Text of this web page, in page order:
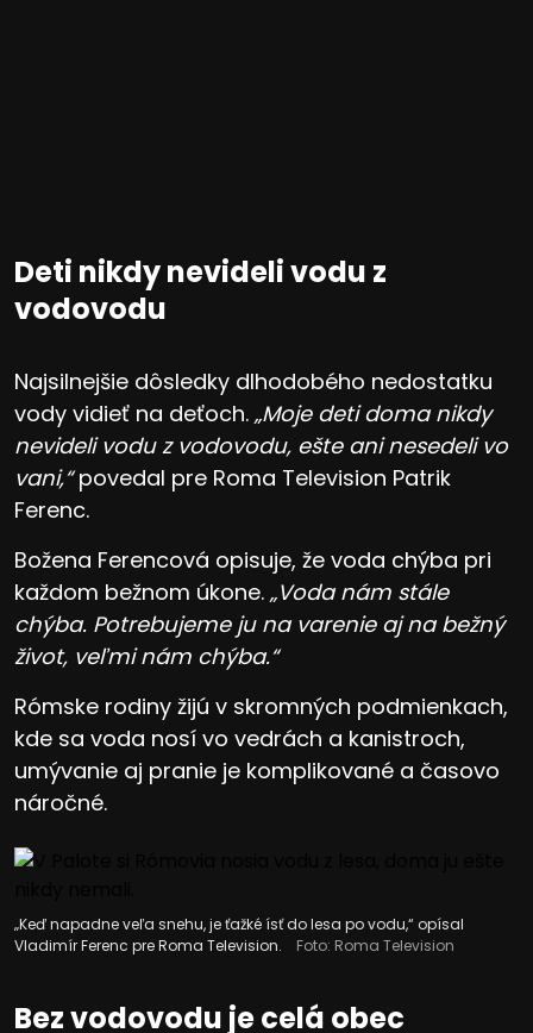
Deti nikdy nevideli vodu z
vodovodu
Najsilnejšie dôsledky dlhodobého nedostatku
vody vidieť na deťoch. „Moje deti doma nikdy
nevideli vodu z vodovodu, ešte ani nesedeli vo
vani,“povedal pre Roma Television Patrik
Ferenc.
Božena Ferencová opisuje, že voda chýba pri
každom bežnom úkone. „Voda nám stále
chýba. Potrebujeme ju na varenie aj na bežný
život, veľmi nám chýba.“
Rómske rodiny žijú v skromných podmienkach,
kde sa voda nosí vo vedrách a kanistroch,
umývanie aj pranie je komplikované a časovo
náročné.
„Keď napadne veľa snehu, je ťažké ísť do lesa po vodu,“ opísal
Vladimír Ferenc pre Roma Television.
Foto: Roma Television
Bez vodovodu je celá obec